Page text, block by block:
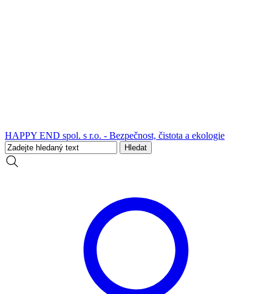
HAPPY END spol. s r.o. - Bezpečnost, čistota a ekologie